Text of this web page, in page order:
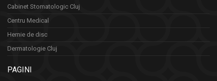
Cabinet Stomatologic Cluj
Centru Medical
Hernie de disc
Dermatologie Cluj
PAGINI